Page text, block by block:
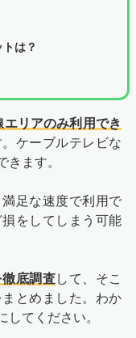
は？
エリアのみ利用でき
。ケーブルテレビな
きます。
足な速度で利用で
をしてしまう可能
底調査して、そこ
とめました。わか
してください。